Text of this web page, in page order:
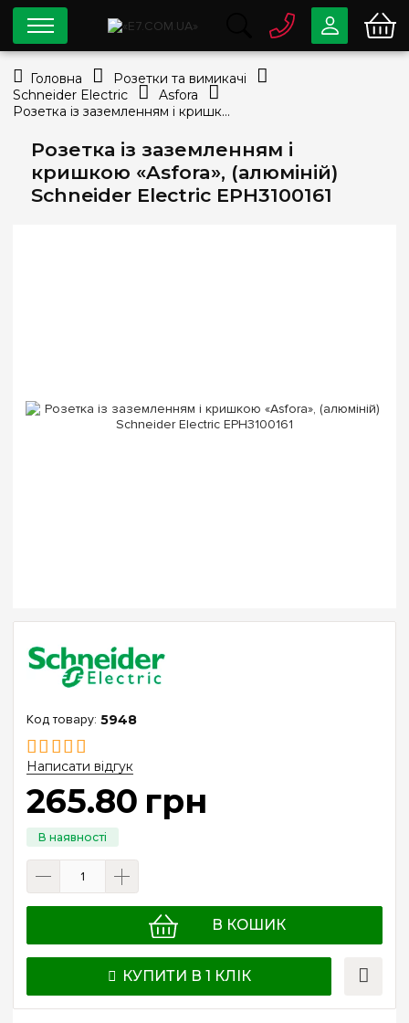
Розетка із заземленням і
кришкою «Asfora», (алюміній)
Schneider Electric EPH3100161
5948
Написати відгук
265.80 грн
В КОШИК
КУПИТИ В 1 КЛІК
0 80033-63-07
info@e7.com.ua
334-79-78
Viber Telegram
Головна
Розетки та вимикачі
Schneider Electric
Asfora
Розетка із заземленням і кришкою «Asfora», (алюміній) Schneider Electric EPH3100161